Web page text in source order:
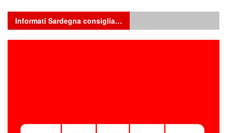
Informati Sardegna consiglia…